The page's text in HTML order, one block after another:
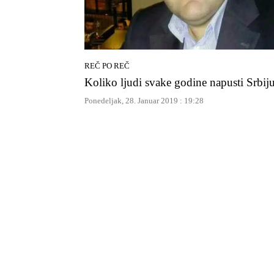
REČ PO REČ
Koliko ljudi svake godine napusti
Ponedeljak, 28. Januar 2019 : 19:28